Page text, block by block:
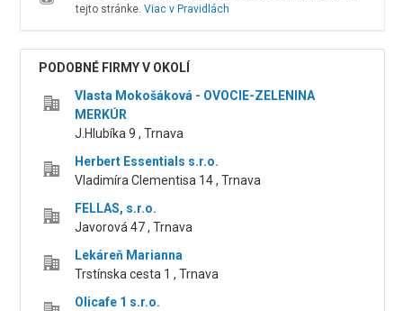
tejto stránke. Viac v Pravidlách
PODOBNÉ FIRMY V OKOLÍ
Vlasta Mokošáková - OVOCIE-ZELENINA
MERKÚR
J.Hlubíka 9 , Trnava
Herbert Essentials s.r.o.
Vladimíra Clementisa 14 , Trnava
FELLAS, s.r.o.
Javorová 47 , Trnava
Lekáreň Marianna
Trstínska cesta 1 , Trnava
Olicafe 1 s.r.o.